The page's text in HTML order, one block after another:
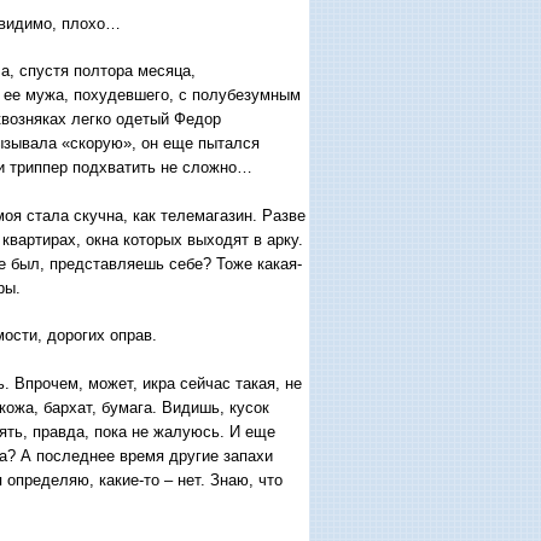
плохо…
спустя полтора месяца,
мужа, похудевшего, с полубезумным
легко одетый Федор
«скорую», он еще пытался
триппер подхватить не сложно…
стала скучна, как телемагазин. Разве
окна которых выходят в арку.
был, представляешь себе? Тоже какая-
дорогих оправ.
может, икра сейчас такая, не
бархат, бумага. Видишь, кусок
правда, пока не жалуюсь. И еще
А последнее время другие запахи
какие-то – нет. Знаю, что